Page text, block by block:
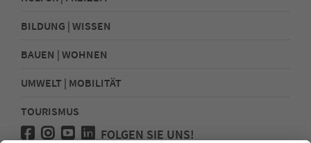
BILDUNG | WISSEN
BAUEN | WOHNEN
UMWELT | MOBILITÄT
TOURISMUS
FOLGEN SIE UNS!